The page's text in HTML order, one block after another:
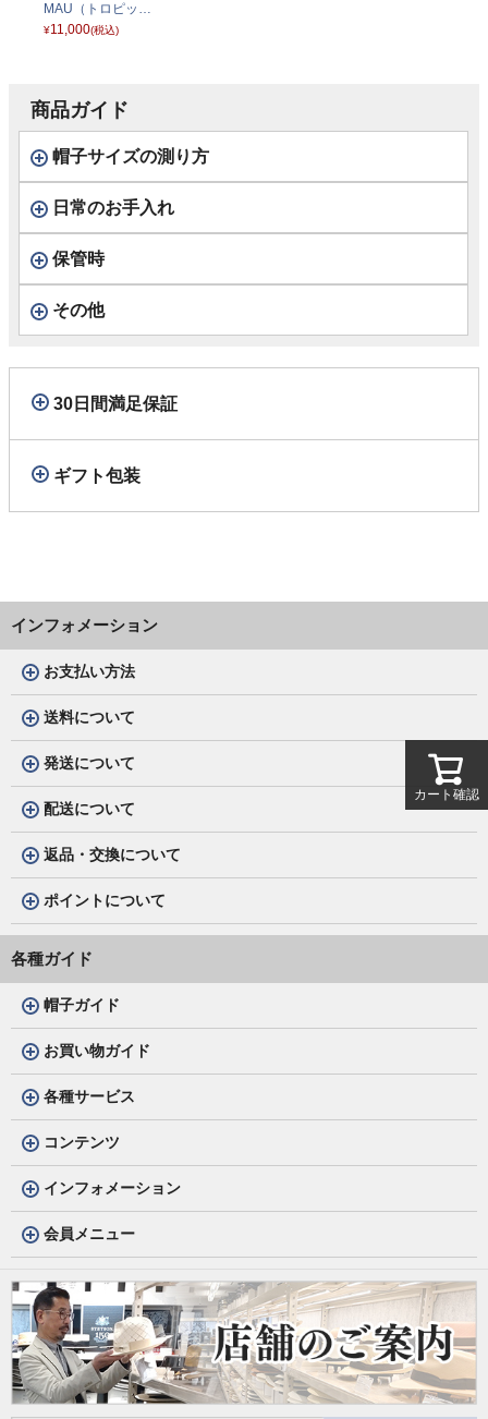
MAU（トロピック
ベントエアー） タ
¥11,000(税込)
商品ガイド
帽子サイズの測り方
日常のお手入れ
保管時
その他
30日間満足保証
ギフト包装
インフォメーション
お支払い方法
送料について
発送について
配送について
返品・交換について
ポイントについて
各種ガイド
帽子ガイド
お買い物ガイド
各種サービス
コンテンツ
インフォメーション
会員メニュー
カート確認